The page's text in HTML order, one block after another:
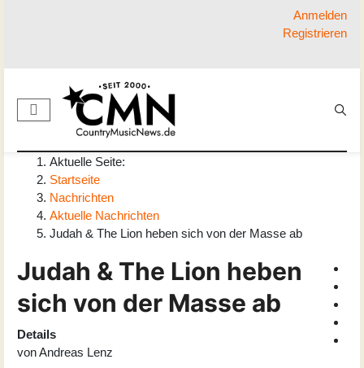
Anmelden
Registrieren
Aktuelle Seite:
Startseite
Nachrichten
Aktuelle Nachrichten
Judah & The Lion heben sich von der Masse ab
Judah & The Lion heben
sich von der Masse ab
Details
vonAndreas Lenz